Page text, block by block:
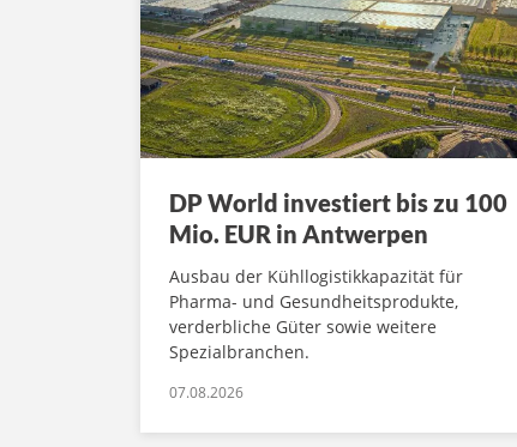
DP World investiert bis zu 100
Mio. EUR in Antwerpen
Ausbau der Kühllogistikkapazität für
Pharma- und Gesundheitsprodukte,
verderbliche Güter sowie weitere
Spezialbranchen.
07.08.2026